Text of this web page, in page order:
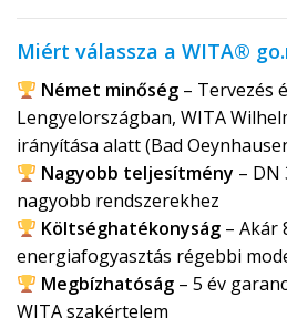
Miért válassza a WITA®
Német minőség – Tervezés
Lengyelországban, WITA
irányítása alatt (Bad
Nagyobb teljesítmény – DN
nagyobb rendszerekhez
Költséghatékonyság – Akár
energiafogyasztás régebbi
Megbízhatóság – 5 év
WITA szakértelem